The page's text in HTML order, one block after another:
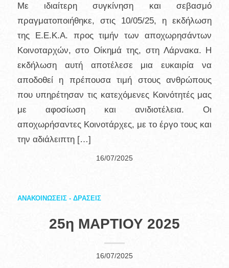
Με ιδιαίτερη συγκίνηση και σεβασμό
πραγματοποιήθηκε, στις 10/05/25, η εκδήλωση
της Ε.Ε.Κ.Α. προς τιμήν των αποχωρησάντων
Κοινοταρχών, στο Οίκημά της, στη Λάρνακα. Η
εκδήλωση αυτή αποτέλεσε μια ευκαιρία να
αποδοθεί η πρέπουσα τιμή στους ανθρώπους
που υπηρέτησαν τις κατεχόμενες Κοινότητές μας
με αφοσίωση και ανιδιοτέλεια. Οι
αποχωρήσαντες Κοινοτάρχες, με το έργο τους και
την αδιάλειπτη […]
16/07/2025
ΑΝΑΚΟΙΝΩΣΕΙΣ - ΔΡΑΣΕΙΣ
25η ΜΑΡΤΙΟΥ 2025
16/07/2025